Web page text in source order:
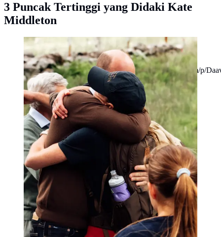
3 Puncak Tertinggi yang Didaki Kate
Middleton
Pangeran William memeluk erat Kate Middleton seusia
menyelesaikan pendakian tiga puncak tertinggi Inggris.
(dok. Tangkapan layar Instagram
@princeandprincessofwales/https://www.instagram.com/p/
img_index=1/Dinny Mutiah)